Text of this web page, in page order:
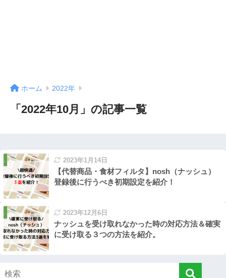
ホーム 2022年
「2022年10月」の記事一覧
2023年1月14日
【代替商品・食材フィルタ】nosh（ナッシュ）
登録後に行うべき初期設定を紹介！
2023年12月6日
ナッシュを受け取れなかった時の対応方法＆確実
に受け取る３つの方法を紹介。